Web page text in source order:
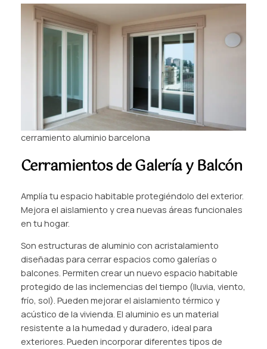
cerramiento aluminio barcelona
Cerramientos de Galería y Balcón
Amplía tu espacio habitable protegiéndolo del exterior.
Mejora el aislamiento y crea nuevas áreas funcionales
en tu hogar.
Son estructuras de aluminio con acristalamiento
diseñadas para cerrar espacios como galerías o
balcones. Permiten crear un nuevo espacio habitable
protegido de las inclemencias del tiempo (lluvia, viento,
frío, sol). Pueden mejorar el aislamiento térmico y
acústico de la vivienda. El aluminio es un material
resistente a la humedad y duradero, ideal para
exteriores. Pueden incorporar diferentes tipos de